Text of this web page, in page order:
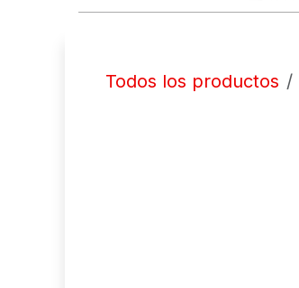
Todos los productos